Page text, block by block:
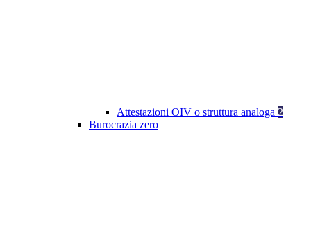
Attestazioni OIV o struttura analoga 2
Burocrazia zero